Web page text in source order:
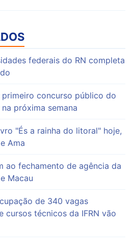
federais do RN completa
concurso público do
próxima semana
"És a rainha do litoral" hoje,
Ama
ao fechamento de agência da
Macau
de 340 vagas
cursos técnicos da IFRN vão